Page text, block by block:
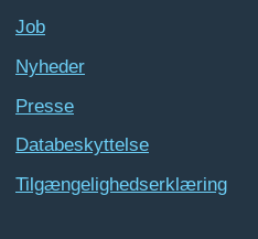
Job
Nyheder
Presse
Databeskyttelse
Tilgængelighedserklæring